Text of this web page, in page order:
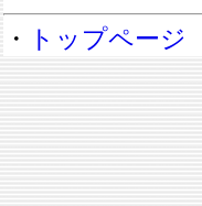
・
トップページ